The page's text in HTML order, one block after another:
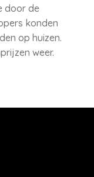
door de
konden
op huizen.
weer.